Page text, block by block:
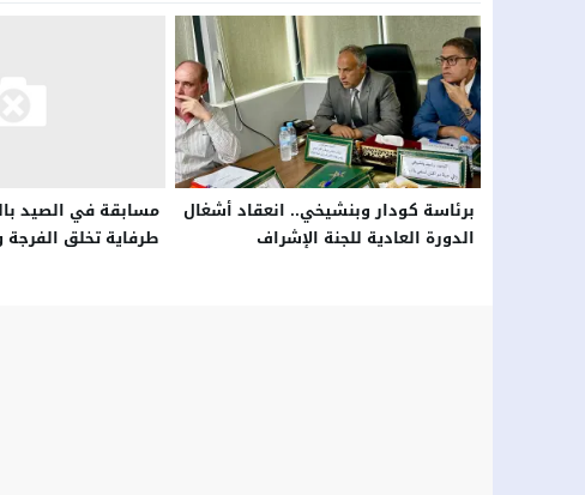
برئاسة كودار وبنشيخي.. انعقاد أشغال
الدورة العادية للجنة الإشراف
مسابقة في الصيد
طرفاية تخلق الفرجة